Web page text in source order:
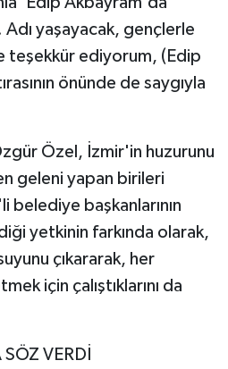
Adı yaşayacak, gençlerle
teşekkür ediyorum, (Edip
önünde de saygıyla
Özel, İzmir'in huzurunu
geleni yapan birileri
belediye başkanlarının
yetkinin farkında olarak,
çıkararak, her
için çalıştıklarını da
VERDİ